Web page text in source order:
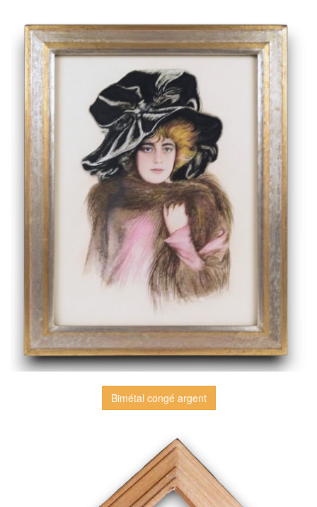
Bimétal congé argent